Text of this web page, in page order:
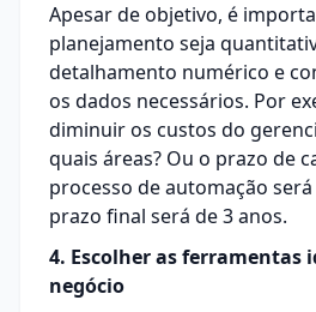
Apesar de objetivo, é
planejamento seja
detalhamento numérico e
os dados necessários. Por
diminuir os custos do
quais áreas? Ou o prazo de
processo de automação será
prazo final será de 3 anos.
4. Escolher as ferramentas
negócio